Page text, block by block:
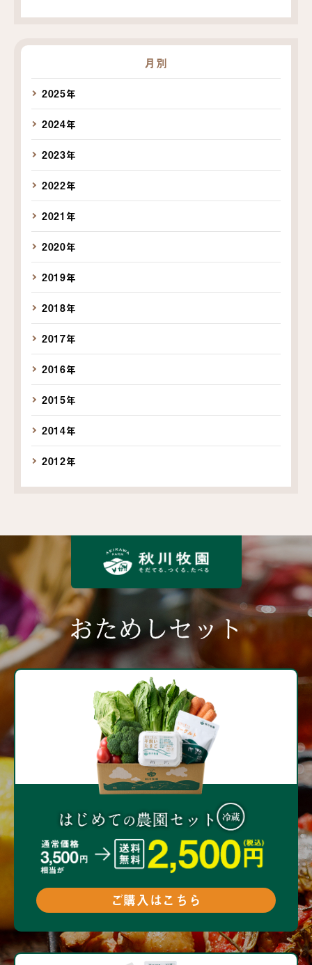
月別
2025年
2024年
2023年
2022年
2021年
2020年
2019年
2018年
2017年
2016年
2015年
2014年
2012年
おためしセット
ご購入はこちら